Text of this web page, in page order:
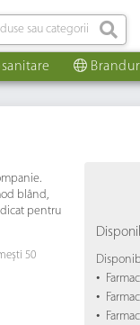
•
•
•
blând,
pentru
50